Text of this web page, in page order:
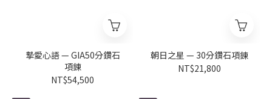
摯愛心語 — GIA50分鑽石
項鍊
NT$54,500
朝日之星 — 30分鑽石項鍊
NT$21,800